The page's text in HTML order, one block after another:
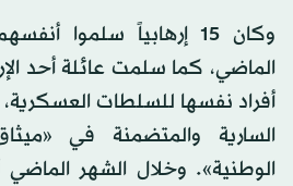
وكان 15 إرهابياً سلموا
أفراد نفسها للسلطات العسكرية،
السارية والمتضمنة في
الوطنية». وخلال الشهر